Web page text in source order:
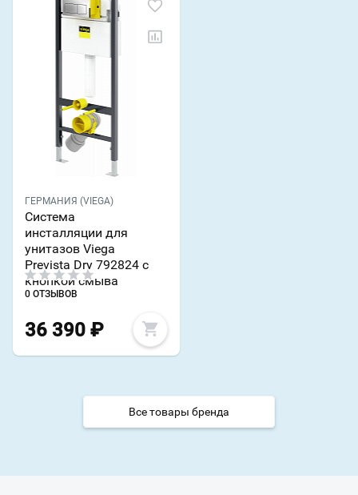
ГЕРМАНИЯ (VIEGA)
Система
инсталляции для
унитазов Viega
Prevista Dry 792824 с
кнопкой смыва
0 ОТЗЫВОВ
36 390 ₽
Все товары бренда